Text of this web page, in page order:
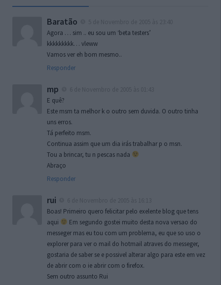
Baratão
Agora … sim .. eu sou um ‘beta testers’
kkkkkkkkk… vleww
Vamos ver eh bom mesmo..
Responder
mp
E quê?
Este msm ta melhor k o outro sem duvida. O outro tinha
uns erros.
Tá perfeito msm.
Continua assim que um dia irás trabalhar p o msn.
Tou a brincar, tu n pescas nada
Abraço
Responder
rui
Boas! Primeiro quero felicitar pelo exelente blog que tens
aqui
Em segundo gostei muito desta nova versao do
messeger mas eu tou com um problema, eu que so uso o
explorer para ver o mail do hotmail atraves do messeger,
gostaria de saber se e possivel alterar algo para este em vez
de abrir com o ie abrir com o firefox.
Sem outro assunto Rui